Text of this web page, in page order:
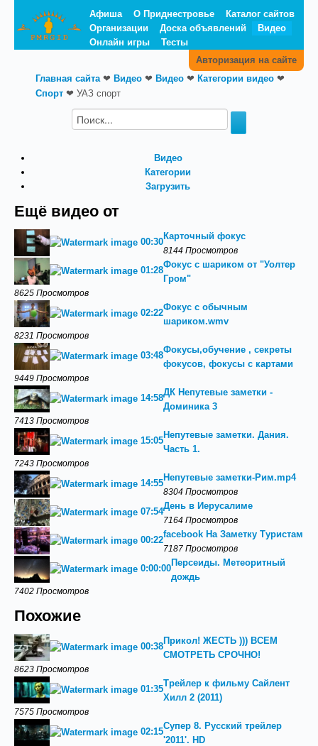
Афиша О Приднестровье
Каталог сайтов
Организации
Доска объявлений
Видео
Онлайн игры
Тесты
Авторизация на сайте
Главная сайта❤ Видео ❤ Видео ❤ Категории видео ❤
Спорт ❤ УАЗ спорт
Видео
Категории
Загрузить
Ещё видео от
00:30
Карточный фокус
8144 Просмотров
01:28
Фокус с шариком от "Уолтер
Гром"
8625 Просмотров
02:22
Фокус с обычным
шариком.wmv
8231 Просмотров
03:48
Фокусы,обучение , секреты
фокусов, фокусы с картами
9449 Просмотров
14:58
ДК Непутевые заметки -
Доминика 3
7413 Просмотров
15:05
Непутевые заметки. Дания.
Часть 1.
7243 Просмотров
14:55
Непутевые заметки-Рим.mp4
8304 Просмотров
07:54
День в Иерусалиме
7164 Просмотров
00:22
facebook На Заметку Туристам
7187 Просмотров
0:00:00
Персеиды. Метеоритный
дождь
7402 Просмотров
Похожие
00:38
Прикол! ЖЕСТЬ ))) ВСЕМ
СМОТРЕТЬ СРОЧНО!
8623 Просмотров
01:35
Трейлер к фильму Сайлент
Хилл 2 (2011)
7575 Просмотров
02:15
Супер 8. Русский трейлер
'2011'. HD